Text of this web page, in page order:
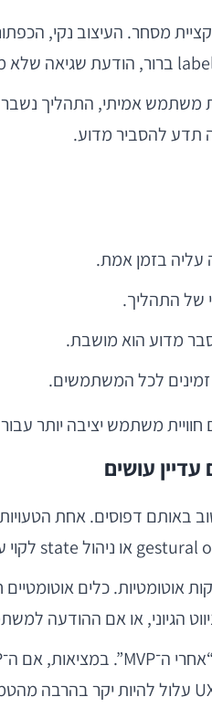
משתמש אמיתי, התהליך
תדע להסביר מדוע.
עליה בזמן אמת.
של התהליך.
מדוע הוא מושבת.
זמינים לכל המשתמשים.
משתמש יציבה יותר
עושים
ושוב באותם דפוסים. אחת
הגיוני, או אם ההודעה